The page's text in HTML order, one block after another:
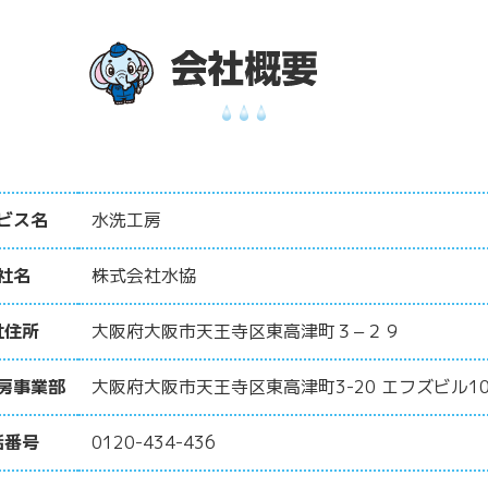
ス名 水洗工房
名 株式会社水協
所 大阪府大阪市天王寺区東高津町３−２９
事業部 大阪府大阪市天王寺区東高津町3-20 エフズビル
号 0120-434-436